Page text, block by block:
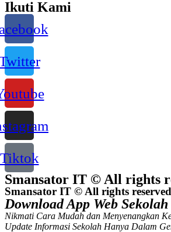
Ikuti Kami
Tiktok
Smansator IT © All rights
Smansator IT © All rights reserved
Download App Web Sekolah
Nikmati Cara Mudah dan Menyenangkan
Update Informasi Sekolah Hanya Dalam